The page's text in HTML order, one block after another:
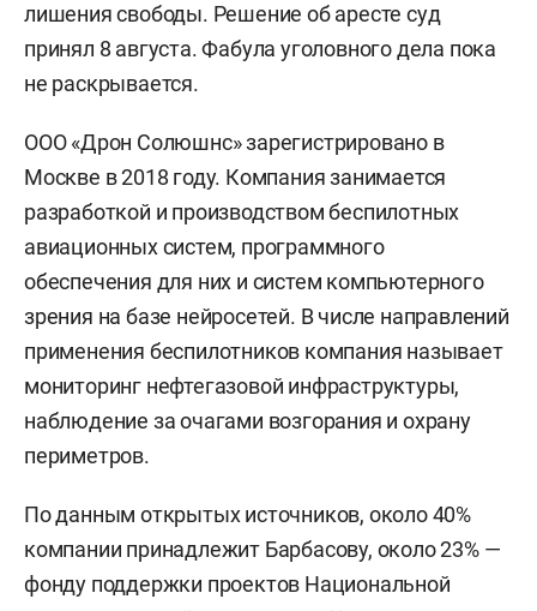
лишения свободы. Решение об аресте суд
принял 8 августа. Фабула уголовного дела пока
не раскрывается.
ООО «Дрон Солюшнс» зарегистрировано в
Москве в 2018 году. Компания занимается
разработкой и производством беспилотных
авиационных систем, программного
обеспечения для них и систем компьютерного
зрения на базе нейросетей. В числе направлений
применения беспилотников компания называет
мониторинг нефтегазовой инфраструктуры,
наблюдение за очагами возгорания и охрану
периметров.
По данным открытых источников, около 40%
компании принадлежит Барбасову, около 23% —
фонду поддержки проектов Национальной